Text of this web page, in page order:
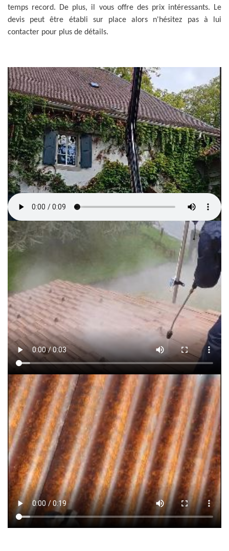
temps record. De plus, il vous offre des prix intéressants. Le
devis peut être établi sur place alors n'hésitez pas à lui
contacter pour plus de détails.